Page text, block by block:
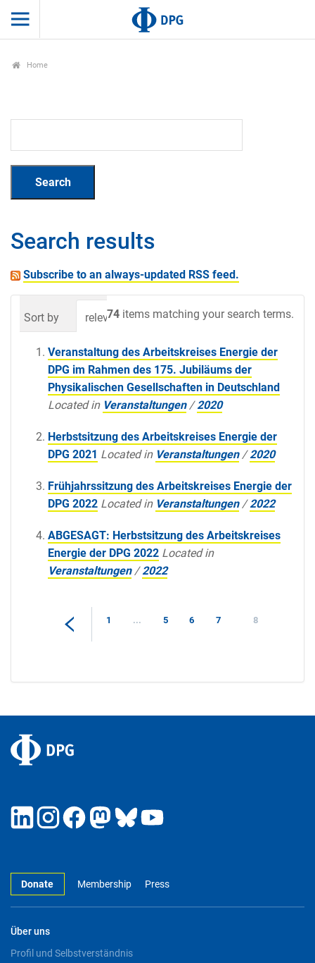
Home
Search results
Subscribe to an always-updated RSS feed.
74 items matching your search terms.
Sort by relevance date (newest first)
Veranstaltung des Arbeitskreises Energie der
DPG im Rahmen des 175. Jubiläums der
Physikalischen Gesellschaften in Deutschland
Located in Veranstaltungen /2020
Herbstsitzung des Arbeitskreises Energie der
DPG 2021 Located in Veranstaltungen /2020
Frühjahrssitzung des Arbeitskreises Energie der
DPG 2022 Located in Veranstaltungen /2022
ABGESAGT: Herbstsitzung des Arbeitskreises
Energie der DPG 2022 Located in
Veranstaltungen /2022
1 ... 5 6 7 8
Donate Membership Press
Über uns
Profil und Selbstverständnis